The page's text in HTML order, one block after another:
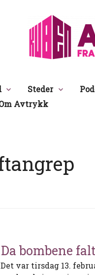
Steder
Avtrykk
Da bombene
Det var tirsdag 13.